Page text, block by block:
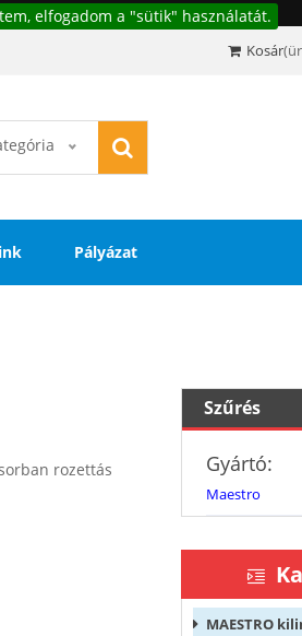
elfogadom a "sütik" használatát.
Kosár
Pályázat
rozettás
Szűrés
Gyártó:
Maestro
MAESTRO